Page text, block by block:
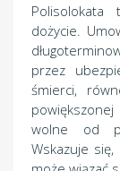
+48 664 954 841
POLITYKA
dożycie.
przez
śmierci,
wolne od
Wskazuje